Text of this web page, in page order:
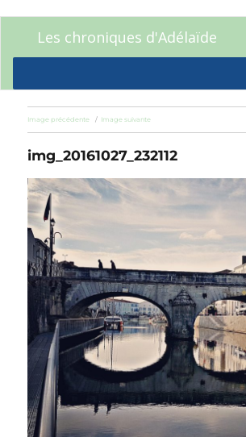
Les chroniques d'Adélaïde
Image précédente Image suivante
img_20161027_232112